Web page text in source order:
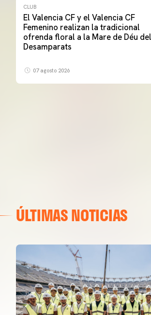
CLUB
El Valencia CF y el Valencia CF
Femenino realizan la tradicional
ofrenda floral a la Mare de Déu
Desamparats
07 agosto 2026
ÚLTIMAS NOTICIAS